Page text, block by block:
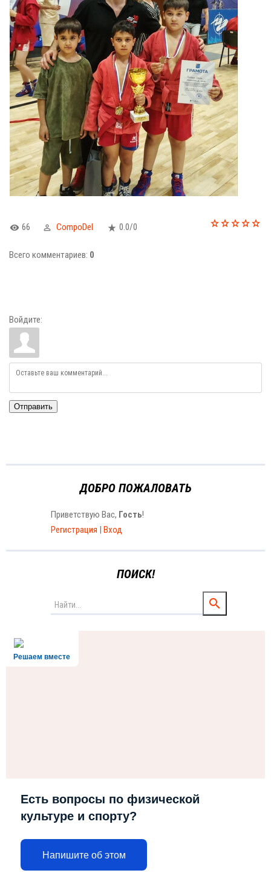
66 CompoDel 0.0/0
Всего комментариев: 0
Войдите:
Отправить
ДОБРО ПОЖАЛОВАТЬ
Приветствую Вас, Гость!
Регистрация | Вход
ПОИСК!
Решаем вместе
Есть вопросы по физической
культуре и спорту?
Напишите об этом